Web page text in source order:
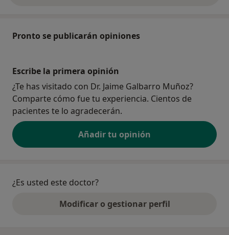
Pronto se publicarán opiniones
Escribe la primera opinión
¿Te has visitado con Dr. Jaime Galbarro Muñoz?
Comparte cómo fue tu experiencia. Cientos de
pacientes te lo agradecerán.
Añadir tu opinión
¿Es usted este doctor?
Modificar o gestionar perfil